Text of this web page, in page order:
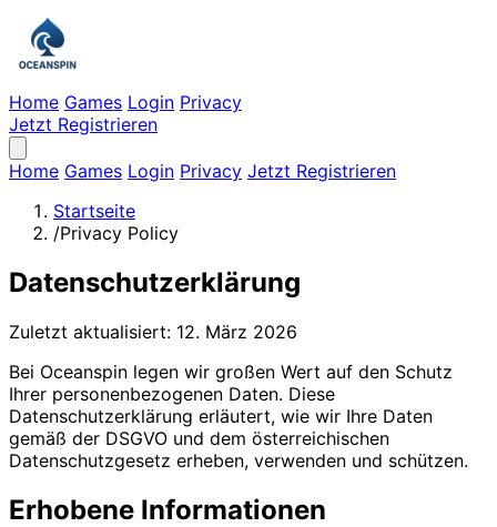
Home Games Login Privacy
Jetzt Registrieren
Home Games Login Privacy Jetzt Registrieren
Startseite
/Privacy Policy
Datenschutzerklärung
Zuletzt aktualisiert: 12. März 2026
Bei Oceanspin legen wir großen Wert auf den Schutz
Ihrer personenbezogenen Daten. Diese
Datenschutzerklärung erläutert, wie wir Ihre Daten
gemäß der DSGVO und dem österreichischen
Datenschutzgesetz erheben, verwenden und schützen.
Erhobene Informationen